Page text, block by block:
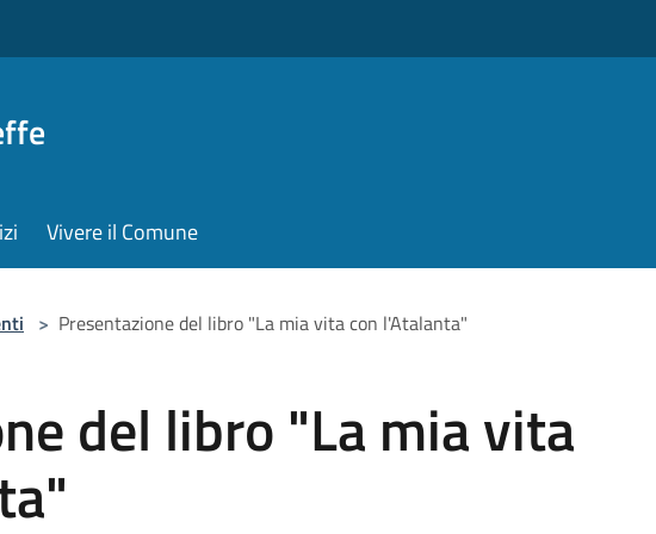
Vivere il Comune
> Presentazione del libro "La mia vita con l'Atalanta"
del libro "La mia vita